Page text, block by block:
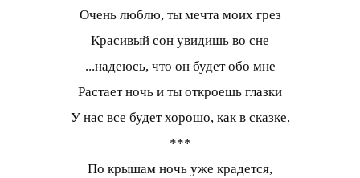
Очень люблю, ты мечта моих грез
Красивый сон увидишь во сне
...надеюсь, что он будет обо мне
Растает ночь и ты откроешь глазки
У нас все будет хорошо, как в сказке.
***
По крышам ночь уже крадется,